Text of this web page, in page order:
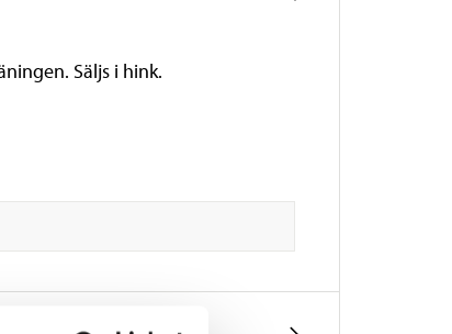
Säljs i hink.